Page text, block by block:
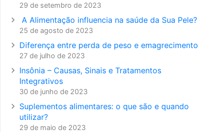
29 de setembro de 2023
A Alimentação influencia na saúde da Sua Pele?
25 de agosto de 2023
Diferença entre perda de peso e emagrecimento
27 de julho de 2023
Insônia – Causas, Sinais e Tratamentos
Integrativos
30 de junho de 2023
Suplementos alimentares: o que são e quando
utilizar?
29 de maio de 2023